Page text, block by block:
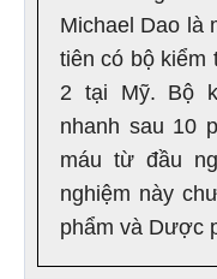
Michael Dao là
tiên có bộ kiểm
2 tại Mỹ. Bộ
nhanh sau 10
máu từ đầu
nghiệm này
phẩm và Dược